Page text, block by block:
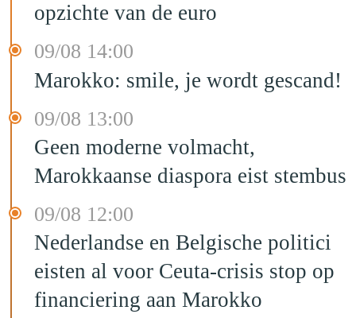
opzichte van de euro
09/08 14:00
Marokko: smile, je wordt gescand!
09/08 13:00
Geen moderne volmacht,
Marokkaanse diaspora eist stembus
09/08 12:00
Nederlandse en Belgische politici
eisten al voor Ceuta-crisis stop op
financiering aan Marokko